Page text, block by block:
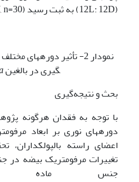
(12L: 12D) به ثبت رسید (mean= 1.44±0.01, SEM, n=30).
گیری در بالغین
بحث و نتیجه‌گیری
با توجه به فقدان هرگونه
دوره­های نوری بر ابعاد
اعضای راسته
تغییرات مرفومتریک بیضه
جنس